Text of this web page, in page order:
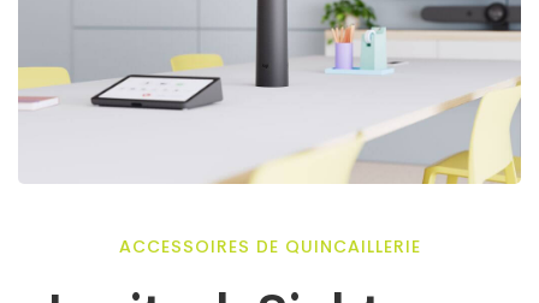
Logitech
ACCESSOIRES DE QUINCAILLERIE